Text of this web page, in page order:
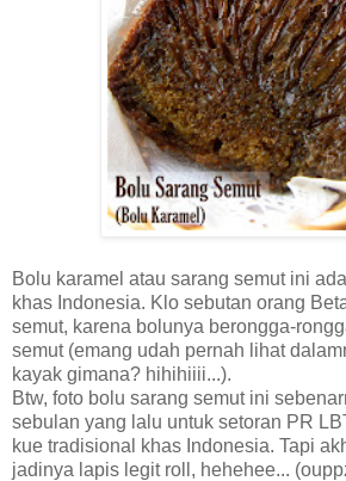
Bolu karamel atau sarang semut ini
khas Indonesia. Klo sebutan orang
semut, karena bolunya berongga-
semut (emang udah pernah lihat
kayak gimana? hihihiiii...).
Btw, foto bolu sarang semut ini
sebulan yang lalu untuk setoran PR
kue tradisional khas Indonesia. Tapi
jadinya lapis legit roll, hehehee...